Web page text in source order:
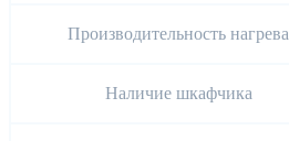
Производительность нагрева
Наличие шкафчика